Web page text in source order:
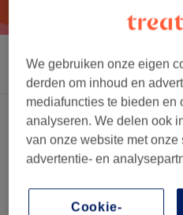
Sorteer op Elke prijs
2 salons met:
hydraterende gezichtsbehandeling
Rode, Vlaams-Brabant
We gebruiken onze eigen
derden om inhoud en
mediafuncties te bieden en
analyseren. We delen ook
van onze website met onze
advertentie- en
Cookie-